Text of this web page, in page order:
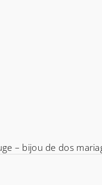
– bijou de dos